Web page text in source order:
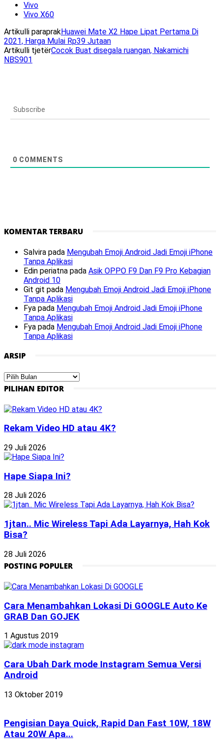
Vivo
Vivo X60
Artikulli paraprakHuawei Mate X2 Hape Lipat Pertama Di
2021, Harga Mulai Rp39 Jutaan
Artikulli tjetërCocok Buat disegala ruangan, Nakamichi
NBS901
Subscribe
0 COMMENTS
KOMENTAR TERBARU
Salvira pada Mengubah Emoji Android Jadi Emoji iPhone
Tanpa Aplikasi
Edin periatna pada Asik OPPO F9 Dan F9 Pro Kebagian
Android 10
Git git pada Mengubah Emoji Android Jadi Emoji iPhone
Tanpa Aplikasi
Fya pada Mengubah Emoji Android Jadi Emoji iPhone
Tanpa Aplikasi
Fya pada Mengubah Emoji Android Jadi Emoji iPhone
Tanpa Aplikasi
ARSIP
Arsip
PILIHAN EDITOR
Rekam Video HD atau 4K?
29 Juli 2026
Hape Siapa Ini?
28 Juli 2026
1jtan.. Mic Wireless Tapi Ada Layarnya, Hah Kok
Bisa?
28 Juli 2026
POSTING POPULER
Cara Menambahkan Lokasi Di GOOGLE Auto Ke
GRAB Dan GOJEK
1 Agustus 2019
Cara Ubah Dark mode Instagram Semua Versi
Android
13 Oktober 2019
Pengisian Daya Quick, Rapid Dan Fast 10W, 18W
Atau 20W Apa...